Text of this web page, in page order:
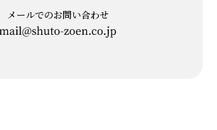
メールでのお問い合わせ